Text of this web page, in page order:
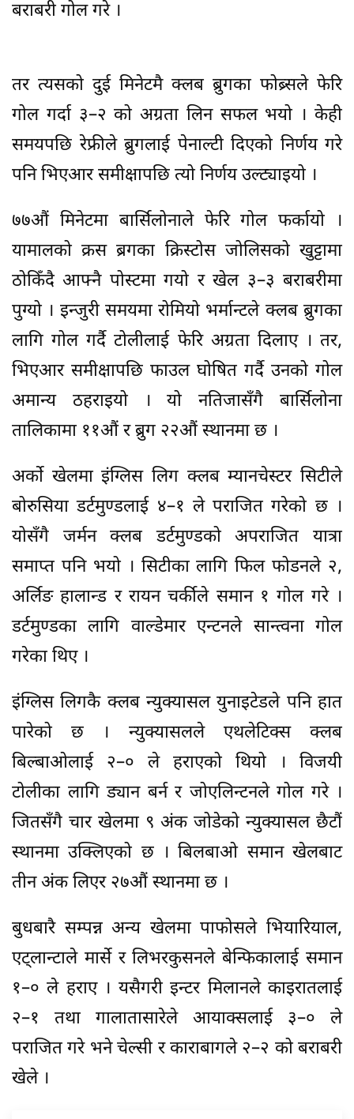
बराबरी गोल गरे ।
तर त्यसको दुई मिनेटमै क्लब ब्रुगका फोब्र्सले फेरि
गोल गर्दा ३–२ को अग्रता लिन सफल भयो । केही
समयपछि रेफ्रीले ब्रुगलाई पेनाल्टी दिएको निर्णय गरे
पनि भिएआर समीक्षापछि त्यो निर्णय उल्ट्याइयो ।
७७औं मिनेटमा बार्सिलोनाले फेरि गोल फर्कायो ।
यामालको क्रस ब्रगका क्रिस्टोस जोलिसको खुट्टामा
ठोकिँदै आफ्नै पोस्टमा गयो र खेल ३–३ बराबरीमा
पुग्यो । इन्जुरी समयमा रोमियो भर्मान्टले क्लब ब्रुगका
लागि गोल गर्दै टोलीलाई फेरि अग्रता दिलाए । तर,
भिएआर समीक्षापछि फाउल घोषित गर्दै उनको गोल
अमान्य ठहराइयो । यो नतिजासँगै बार्सिलोना
तालिकामा ११औं र ब्रुग २२औं स्थानमा छ ।
अर्को खेलमा इंग्लिस लिग क्लब म्यानचेस्टर सिटीले
बोरुसिया डर्टमुण्डलाई ४–१ ले पराजित गरेको छ ।
योसँगै जर्मन क्लब डर्टमुण्डको अपराजित यात्रा
समाप्त पनि भयो । सिटीका लागि फिल फोडनले २,
अर्लिङ हालान्ड र रायन चर्कीले समान १ गोल गरे ।
डर्टमुण्डका लागि वाल्डेमार एन्टनले सान्त्वना गोल
गरेका थिए ।
इंग्लिस लिगकै क्लब न्युक्यासल युनाइटेडले पनि हात
पारेको छ । न्युक्यासलले एथलेटिक्स क्लब
बिल्बाओलाई २–० ले हराएको थियो । विजयी
टोलीका लागि ड्यान बर्न र जोएलिन्टनले गोल गरे ।
जितसँगै चार खेलमा ९ अंक जोडेको न्युक्यासल छैटौं
स्थानमा उक्लिएको छ । बिलबाओ समान खेलबाट
तीन अंक लिएर २७औं स्थानमा छ ।
बुधबारै सम्पन्न अन्य खेलमा पाफोसले भियारियाल,
एट्लान्टाले मार्से र लिभरकुसनले बेन्फिकालाई समान
१–० ले हराए । यसैगरी इन्टर मिलानले काइरातलाई
२–१ तथा गालातासारेले आयाक्सलाई ३–० ले
पराजित गरे भने चेल्सी र काराबागले २–२ को बराबरी
खेले ।